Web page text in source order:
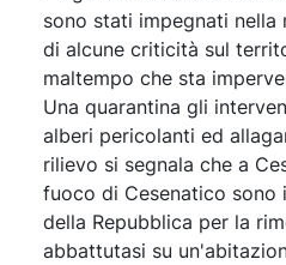
sono stati impegnati
di alcune criticità sul
maltempo che sta
Una quarantina gli
alberi pericolanti ed
rilievo si segnala che a
fuoco di Cesenatico sono
della Repubblica per la
abbattutasi su